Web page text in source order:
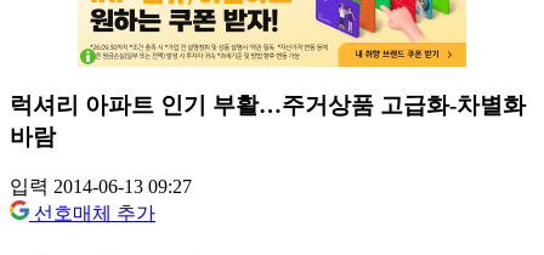
럭셔리 아파트 인기 부활…주거상품 고급화-차별화
바람
입력 2014-06-13 09:27
선호매체 추가